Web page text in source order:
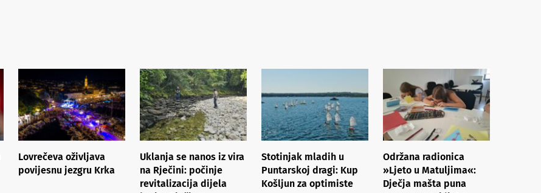
Lovrečeva oživljava
povijesnu jezgru Krka
Uklanja se nanos iz vira
na Rječini: počinje
revitalizacija dijela
Stotinjak mladih u
Puntarskoj dragi: Kup
Košljun za optimiste
Održana radionica
»Ljeto u Matuljima«:
Dječja mašta puna